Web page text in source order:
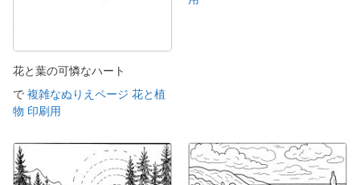
花と葉の可憐なハート
で 複雑なぬりえページ 花と植
物 印刷用